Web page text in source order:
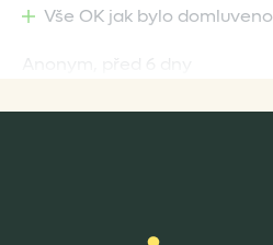
Vše OK jak bylo domluveno